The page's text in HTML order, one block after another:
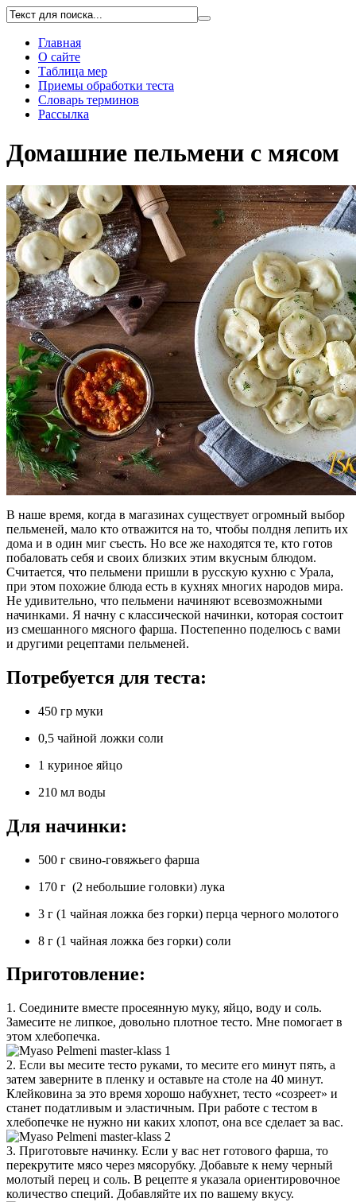
Главная
О сайте
Таблица мер
Приемы обработки теста
Словарь терминов
Рассылка
Домашние пельмени с мясом
В наше время, когда в магазинах существует огромный выбор
пельменей, мало кто отважится на то, чтобы полдня лепить их
дома и в один миг съесть. Но все же находятся те, кто готов
побаловать себя и своих близких этим вкусным блюдом.
Считается, что пельмени пришли в русскую кухню с Урала,
при этом похожие блюда есть в кухнях многих народов мира.
Не удивительно, что пельмени начиняют всевозможными
начинками. Я начну с классической начинки, которая состоит
из смешанного мясного фарша. Постепенно поделюсь с вами
и другими рецептами пельменей.
Потребуется для теста:
450 гр муки
0,5 чайной ложки соли
1 куриное яйцо
210 мл воды
Для начинки:
500 г свино-говяжьего фарша
170 г (2 небольшие головки) лука
3 г (1 чайная ложка без горки) перца черного молотого
8 г (1 чайная ложка без горки) соли
Приготовление:
1. Соедините вместе просеянную муку, яйцо, воду и соль.
Замесите не липкое, довольно плотное тесто. Мне помогает в
этом хлебопечка.
2. Если вы месите тесто руками, то месите его минут пять, а
затем заверните в пленку и оставьте на столе на 40 минут.
Клейковина за это время хорошо набухнет, тесто «созреет» и
станет податливым и эластичным. При работе с тестом в
хлебопечке не нужно ни каких хлопот, она все сделает за вас.
3. Приготовьте начинку. Если у вас нет готового фарша, то
перекрутите мясо через мясорубку. Добавьте к нему черный
молотый перец и соль. В рецепте я указала ориентировочное
количество специй. Добавляйте их по вашему вкусу.